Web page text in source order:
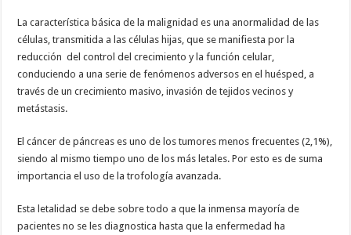
La característica básica de la malignidad es una anormalidad de las
células, transmitida a las células hijas, que se manifiesta por la
reducción del control del crecimiento y la función celular,
conduciendo a una serie de fenómenos adversos en el huésped, a
través de un crecimiento masivo, invasión de tejidos vecinos y
metástasis.
El cáncer de páncreas es uno de los tumores menos frecuentes (2,1%),
siendo al mismo tiempo uno de los más letales. Por esto es de suma
importancia el uso de la trofología avanzada.
Esta letalidad se debe sobre todo a que la inmensa mayoría de
pacientes no se les diagnostica hasta que la enfermedad ha